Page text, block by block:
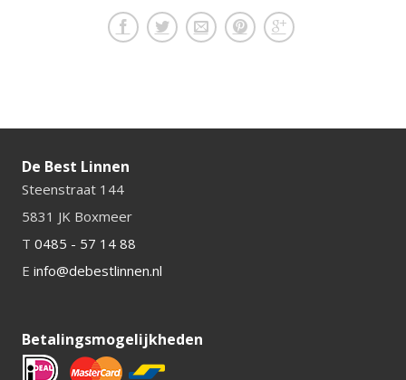
De Best Linnen
Steenstraat 144
5831 JK Boxmeer
T 0485 - 57 14 88
E info@debestlinnen.nl
Betalingsmogelijkheden